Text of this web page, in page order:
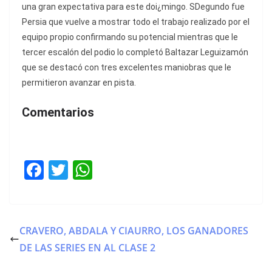
una gran expectativa para este doi¿mingo. SDegundo fue
Persia que vuelve a mostrar todo el trabajo realizado por el
equipo propio confirmando su potencial mientras que le
tercer escalón del podio lo completó Baltazar Leguizamón
que se destacó con tres excelentes maniobras que le
permitieron avanzar en pista.
Comentarios
F
e
b
T
er s
A
CRAVERO, ABDALA Y CIAURRO, LOS GANADORES
DE LAS SERIES EN AL CLASE 2